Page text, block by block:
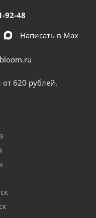
92-48
Написать в Мах
620 рублей.